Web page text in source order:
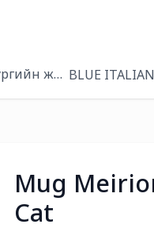
жаазBLUE ITALIAN
Mug
Cat